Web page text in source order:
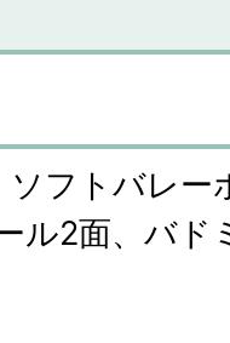
フトバレー
ル2面、バド